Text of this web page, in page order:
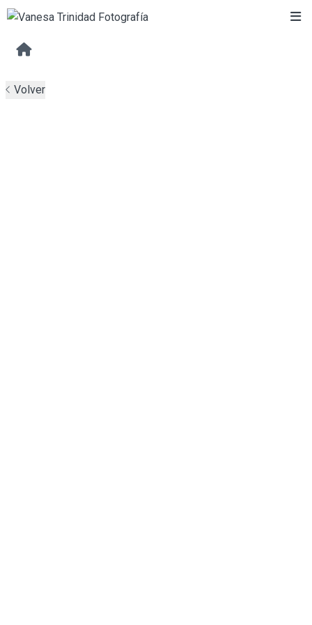
Volver